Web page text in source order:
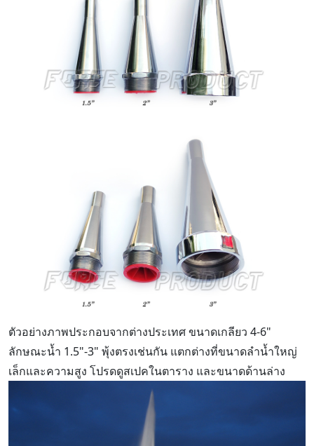
ตัวอย่างภาพประกอบจากต่างประเทศ ขนาดเกลียว 4-6"
ลักษณะน้ำ 1.5"-3" พุ้งตรงเช่นกัน แตกต่างที่ขนาดลำน้ำใหญ่
เล็กและความสูง โปรดดูสเปคในตาราง และขนาดด้านล่าง